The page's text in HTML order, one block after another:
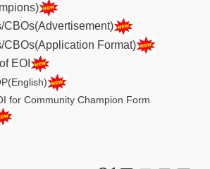
Format)
EOI
for Community Champion Form